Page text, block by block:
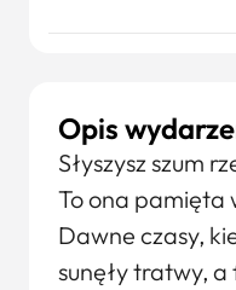
Opis
Słyszysz szum
To ona pamięta
Dawne czasy,
sunęły tratwy,